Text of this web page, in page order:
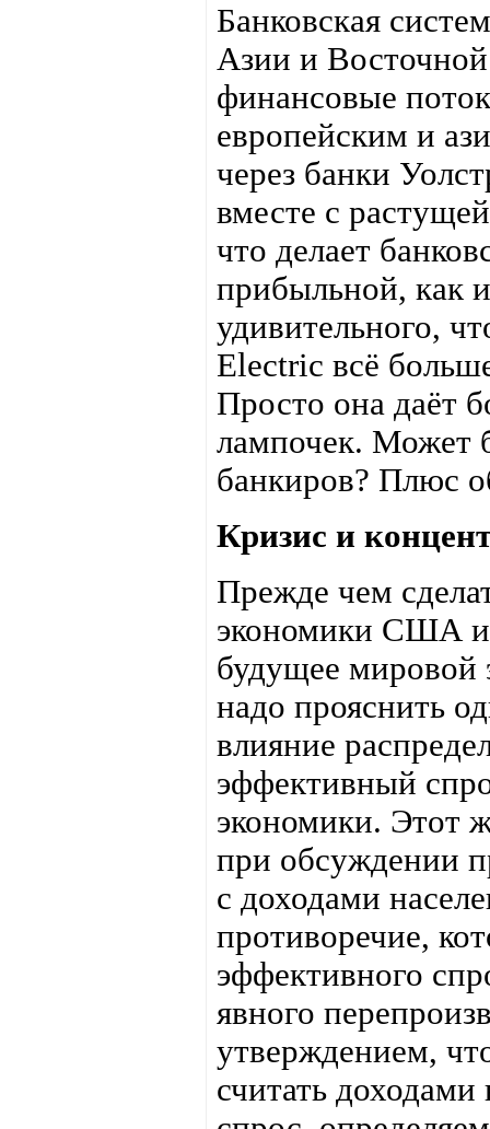
Банковская
Азии и
финансовые
европейским и
через банки
вместе с
что делает
прибыльной, как
удивительного,
Electric всё
Просто она даёт
лампочек. Может
банкиров? Плюс
Кризис и
Прежде чем
экономики США и
будущее мировой
надо прояснить
влияние
эффективный
экономики. Этот
при обсуждении
с доходами
противоречие,
эффективного
явного
утверждением,
считать